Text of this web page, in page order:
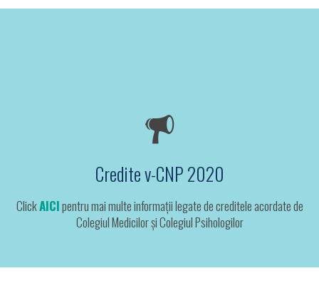
Credite v-CNP 2020
ClickAICIpentru mai multe informații legate de creditele acordate de
Colegiul Medicilor și Colegiul Psihologilor